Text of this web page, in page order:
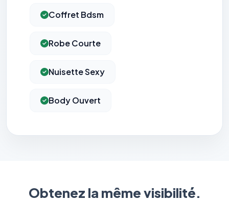
Coffret Bdsm
Robe Courte
Nuisette Sexy
Body Ouvert
Obtenez la même visibilité.